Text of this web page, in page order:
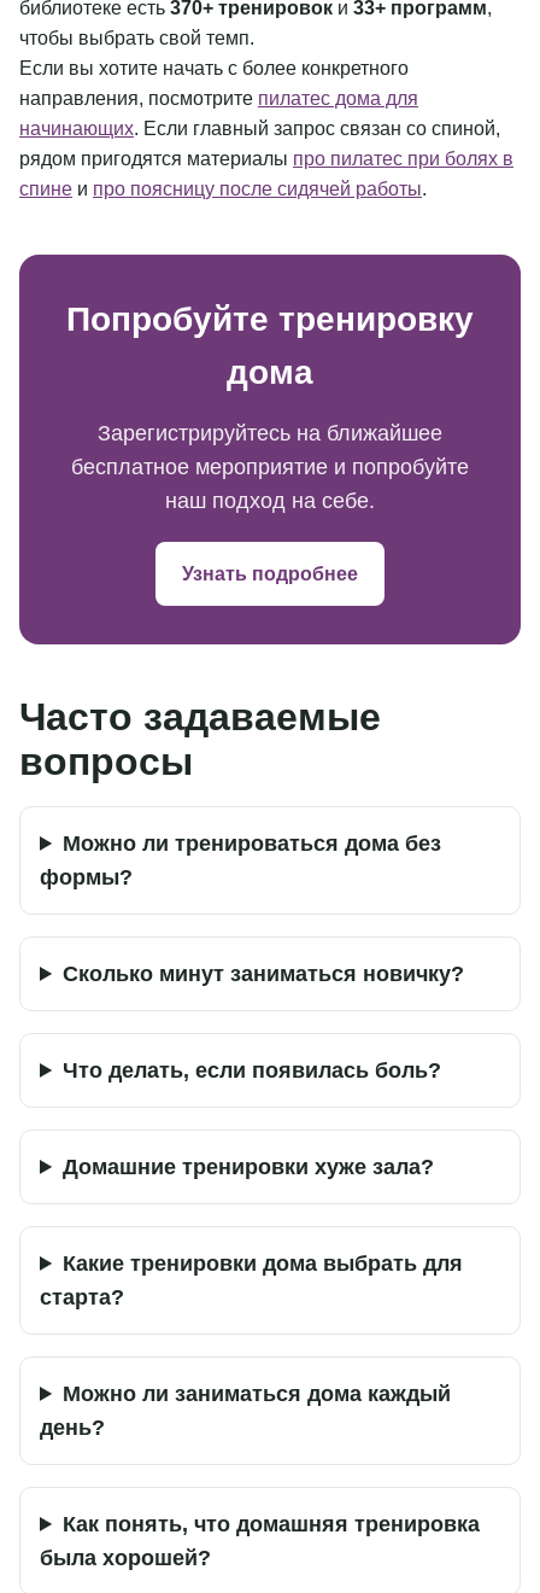
библиотеке есть 370+ тренировок и 33+ программ,
чтобы выбрать свой темп.
Если вы хотите начать с более конкретного
направления, посмотрите пилатес дома для
начинающих. Если главный запрос связан со спиной,
рядом пригодятся материалы про пилатес при болях в
спине и про поясницу после сидячей работы.
Попробуйте тренировку
дома
Зарегистрируйтесь на ближайшее
бесплатное мероприятие и попробуйте
наш подход на себе.
Узнать подробнее
Часто задаваемые
вопросы
Можно ли тренироваться дома без
формы?
Сколько минут заниматься новичку?
Что делать, если появилась боль?
Домашние тренировки хуже зала?
Какие тренировки дома выбрать для
старта?
Можно ли заниматься дома каждый
день?
Как понять, что домашняя тренировка
была хорошей?